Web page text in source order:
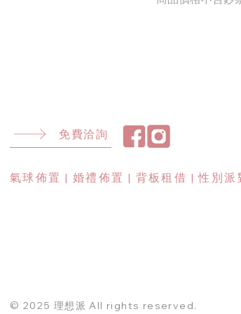
免費洽詢
氣球佈置 | 婚禮佈置 | 背板租借 | 性別派
© 2025 理想派 All rights reserved.